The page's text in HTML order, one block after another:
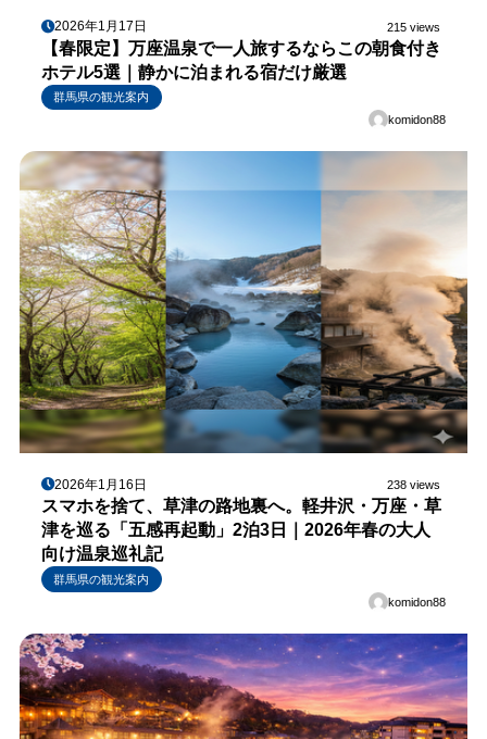
2026年1月17日 215 views
【春限定】万座温泉で一人旅するならこの朝食付き
ホテル5選｜静かに泊まれる宿だけ厳選
群馬県の観光案内
komidon88
2026年1月16日 238 views
スマホを捨て、草津の路地裏へ。軽井沢・万座・草
津を巡る「五感再起動」2泊3日｜2026年春の大人
向け温泉巡礼記
群馬県の観光案内
komidon88